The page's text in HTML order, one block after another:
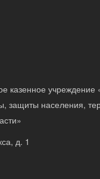
казенное учреждение
защиты населения,
д. 1